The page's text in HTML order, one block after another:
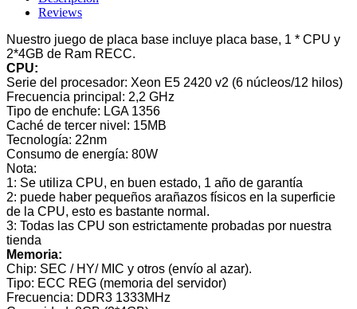
Reviews
Nuestro juego de placa base incluye placa base, 1 * CPU y
2*4GB de Ram RECC.
CPU:
Serie del procesador: Xeon E5 2420 v2 (6 núcleos/12 hilos)
Frecuencia principal: 2,2 GHz
Tipo de enchufe: LGA 1356
Caché de tercer nivel: 15MB
Tecnología: 22nm
Consumo de energía: 80W
Nota:
1: Se utiliza CPU, en buen estado, 1 año de garantía
2: puede haber pequeños arañazos físicos en la superficie
de la CPU, esto es bastante normal.
3: Todas las CPU son estrictamente probadas por nuestra
tienda
Memoria:
Chip: SEC / HY/ MIC y otros (envío al azar).
Tipo: ECC REG (memoria del servidor)
Frecuencia: DDR3 1333MHz